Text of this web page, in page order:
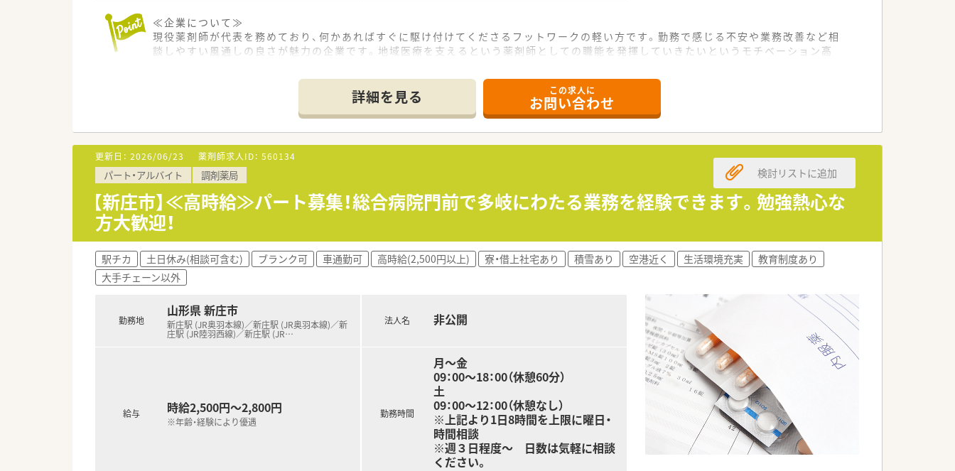
≪企業について≫
現役薬剤師が代表を務めており、何かあればすぐに駆け付けてくださるフットワークの軽い方です。勤務で感じる不安や業務改善など相
談しやすい風通しの良さが魅力の企業です。地域医療を支えるという薬剤師としての職能を発揮していきたいというモチベーション高
調剤の工程を論理的にシンプルすることで、待ち時間の圧縮を実現。最短1分以内での投薬は患者さまにご好評を頂いています。また、
門前の医師も全店40代と若いため、10年・20年と長く働くことが可能です。残業は極力しない社風のため、オンオフがハッキリ区別でき
るところも自慢の企業風土です。
≪安心のフォロー体制≫
フットワークの軽い代表。何かあれば駆けつけてくださいます。仕事のフォローや希望のお休みなども相談しやすい環境です。そのため
定着率も◎離職率：10％と低い水準です。産育休取得率100％と働く女性を応援しています。他店舗の社員もお互い様精神でフォローし
あっており、公平感もございます。初めての診療科目やブランクなども、不安があればしっかりフォローします。
≪薬局について≫
地域のかかりつけ薬局として機能しており、門前が無く周辺医療機関から面で処方箋を応需しています。そのほか、施設在宅の調剤も行
っており、幅広い処方に触れられる環境です。1日あたり53枚ほどの処方箋対応しており、薬剤師2名体制で安心して業務に取り組めま
≪こんな方におススメ≫
★地域医療に貢献したい方
詳細を見る この求人に
お問い合わせ
更新日： 2026/06/23 薬剤師求人ID： 560134
パート・アルバイト 調剤薬局
【新庄市】≪高時給≫パート募集！総合病院門前で多岐にわたる業務を経験できます。勉強熱心な
方大歓迎！
検討リストに追加
駅チカ 土日休み(相談可含む) ブランク可 車通勤可 高時給(2,500円以上) 寮・借上社宅あり 積雪あり 空港近く 生活環境充実
教育制度あり
大手チェーン以外
勤務地
山形県 新庄市
新庄駅 (JR奥羽本線)／新庄駅 (JR奥羽本線)／新
庄駅 (JR陸羽西線)／新庄駅 (JR…
給与 時給2,500円～2,800円
※年齢・経験により優遇
法人名 非公開
勤務時間
月～金
09：00～18：00（休憩60分）
土
09：00～12：00（休憩なし）
※上記より1日8時間を上限に曜日・
時間相談
※週３日程度～ 日数は気軽に相談
ください。